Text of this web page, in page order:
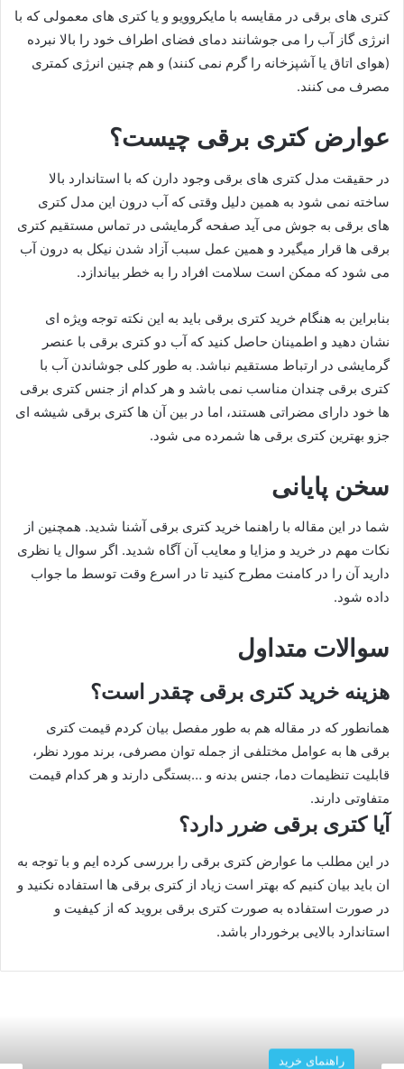
کتری های برقی در مقایسه با مایکروویو و یا کتری های معمولی که با
انرژی گاز آب را می جوشانند دمای فضای اطراف خود را بالا نبرده
(هوای اتاق یا آشپزخانه را گرم نمی کنند) و هم چنین انرژی کمتری
مصرف می کنند.
عوارض کتری برقی چیست؟
در حقیقت مدل کتری های برقی وجود دارن که با استاندارد بالا
ساخته نمی شود به همین دلیل وقتی که آب درون این مدل کتری
های برقی به جوش می آید صفحه گرمایشی در تماس مستقیم کتری
برقی ها قرار میگیرد و همین عمل سبب آزاد شدن نیکل به درون آب
می شود که ممکن است سلامت افراد را به خطر بیاندازد.
بنابراین به هنگام خرید کتری برقی باید به این نکته توجه ویژه ای
نشان دهید و اطمینان حاصل کنید که آب دو کتری برقی با عنصر
گرمایشی در ارتباط مستقیم نباشد. به طور کلی جوشاندن آب با
کتری برقی چندان مناسب نمی باشد و هر کدام از جنس کتری برقی
ها خود دارای مضراتی هستند، اما در بین آن ها کتری برقی شیشه ای
جزو بهترین کتری برقی ها شمرده می شود.
سخن پایانی
شما در این مقاله با راهنما خرید کتری برقی آشنا شدید. همچنین از
نکات مهم در خرید و مزایا و معایب آن آگاه شدید. اگر سوال یا نظری
دارید آن را در کامنت مطرح کنید تا در اسرع وقت توسط ما جواب
داده شود.
سوالات متداول
هزینه خرید کتری برقی چقدر است؟
همانطور که در مقاله هم به طور مفصل بیان کردم قیمت کتری
برقی ها به عوامل مختلفی از جمله توان مصرفی، برند مورد نظر،
قابلیت تنظیمات دما، جنس بدنه و …بستگی دارند و هر کدام قیمت
متفاوتی دارند.
آیا کتری برقی ضرر دارد؟
در این مطلب ما عوارض کتری برقی را بررسی کرده ایم و با توجه به
ان باید بیان کنیم که بهتر است زیاد از کتری برقی ها استفاده نکنید و
در صورت استفاده به صورت کتری برقی بروید که از کیفیت و
استاندارد بالایی برخوردار باشد.
راهنمای خرید